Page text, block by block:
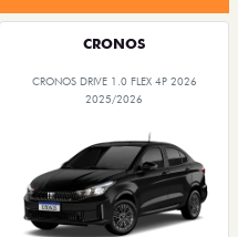
CRONOS
CRONOS DRIVE 1.0 FLEX 4P 2026
2025/2026